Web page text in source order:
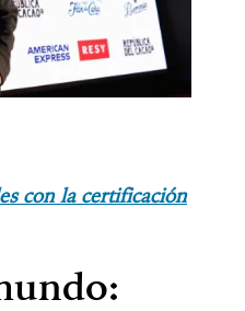
con la certificación